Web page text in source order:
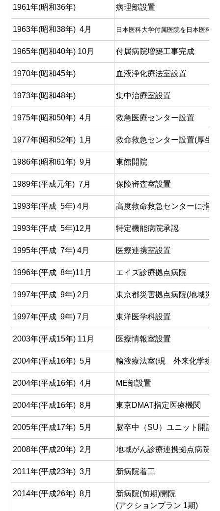
1961年(昭和36年) 病理部設置
1963年(昭和38年) 4月 日本医科大学付属医院を日本医科
1965年(昭和40年) 10月 付属病院増築工事完成
1970年(昭和45年) 血液浄化療法室設置
1973年(昭和48年) 集中治療室設置
1975年(昭和50年) 4月 救急医療センター設置
1977年(昭和52年) 1月 救命救急センター設置(厚生
1986年(昭和61年) 9月 東館開院
1989年(平成元年) 7月 保険審査室設置
1993年(平成 5年) 4月 高度救命救急センターに指
1993年(平成 5年)12月 特定機能病院承認
1995年(平成 7年) 4月 医療連携室設置
1996年(平成 8年)11月 エイズ診療拠点病院
1997年(平成 9年) 2月 東京都災害拠点病院(地域災
1997年(平成 9年) 7月 東洋医学科設置
2003年(平成15年) 11月 医療情報室設置
2004年(平成16年) 5月 輸液療法室(現 外来化学療
2004年(平成16年) 4月 ME部設置
2004年(平成16年) 8月 東京DMAT指定医療機関
2005年(平成17年) 5月 脳卒中（SU）ユニット開設
2008年(平成20年) 2月 地域がん診療連携拠点病院に
2011年(平成23年) 3月 新病院着工
2014年(平成26年) 8月
新病院(前期)開院
(アクションプラン 1期)